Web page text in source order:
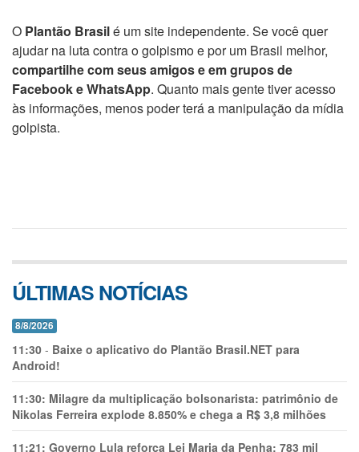
O Plantão Brasilé um site independente. Se você quer
ajudar na luta contra o golpismo e por um Brasil melhor,
compartilhe com seus amigos e em grupos de
Facebook e WhatsApp. Quanto mais gente tiver acesso
às informações, menos poder terá a manipulação da mídia
golpista.
ÚLTIMAS NOTÍCIAS
8/8/2026
11:30 - Baixe o aplicativo do Plantão Brasil.NET para
Android!
11:30: Milagre da multiplicação bolsonarista: patrimônio de
Nikolas Ferreira explode 8.850% e chega a R$ 3,8 milhões
11:21: Governo Lula reforça Lei Maria da Penha: 783 mil